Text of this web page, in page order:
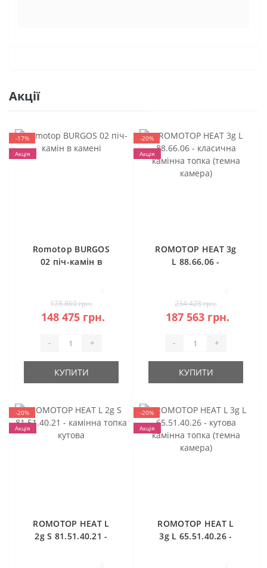
Акції
-17%
Акція
Romotop BURGOS
02 піч-камін в
178 860 грн.
148 475 грн.
- +
КУПИТИ
-20%
Акція
ROMOTOP HEAT 3g
L 88.66.06 -
камера)
234 428 грн.
187 563 грн.
- +
КУПИТИ
-20%
Акція
ROMOTOP HEAT L
2g S 81.51.40.21 -
-20%
Акція
ROMOTOP HEAT L
3g L 65.51.40.26 -